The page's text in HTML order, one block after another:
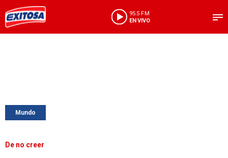
95.5 FM
EN VIVO
Mundo
De no creer